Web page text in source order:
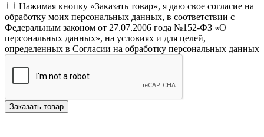
Нажимая кнопку «Заказать товар», я даю свое согласие на
обработку моих персональных данных, в соответствии с
Федеральным законом от 27.07.2006 года №152-ФЗ «О
персональных данных», на условиях и для целей,
определенных в Согласии на обработку персональных данных
Заказать товар